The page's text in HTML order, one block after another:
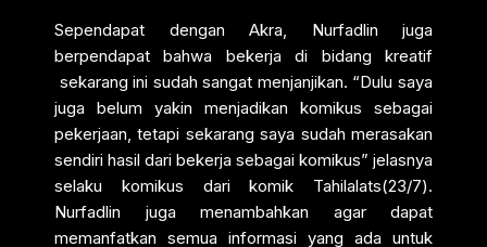
Sependapat dengan Akra, Nurfadlin juga
berpendapat bahwa bekerja di bidang kreatif
sekarang ini sudah sangat menjanjikan. “Dulu saya
juga belum yakin menjadikan komikus sebagai
pekerjaan, tetapi sekarang saya sudah merasakan
sendiri hasil dari bekerja sebagai komikus” jelasnya
selaku komikus dari komik Tahilalats(23/7).
Nurfadlin juga menambahkan agar dapat
memanfatkan semua informasi yang ada untuk